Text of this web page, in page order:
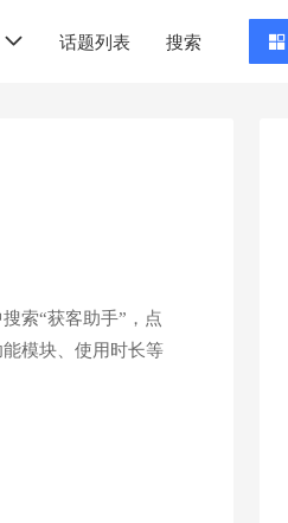
话题列表 搜索
索“获客助手”，点
模块、使用时长等